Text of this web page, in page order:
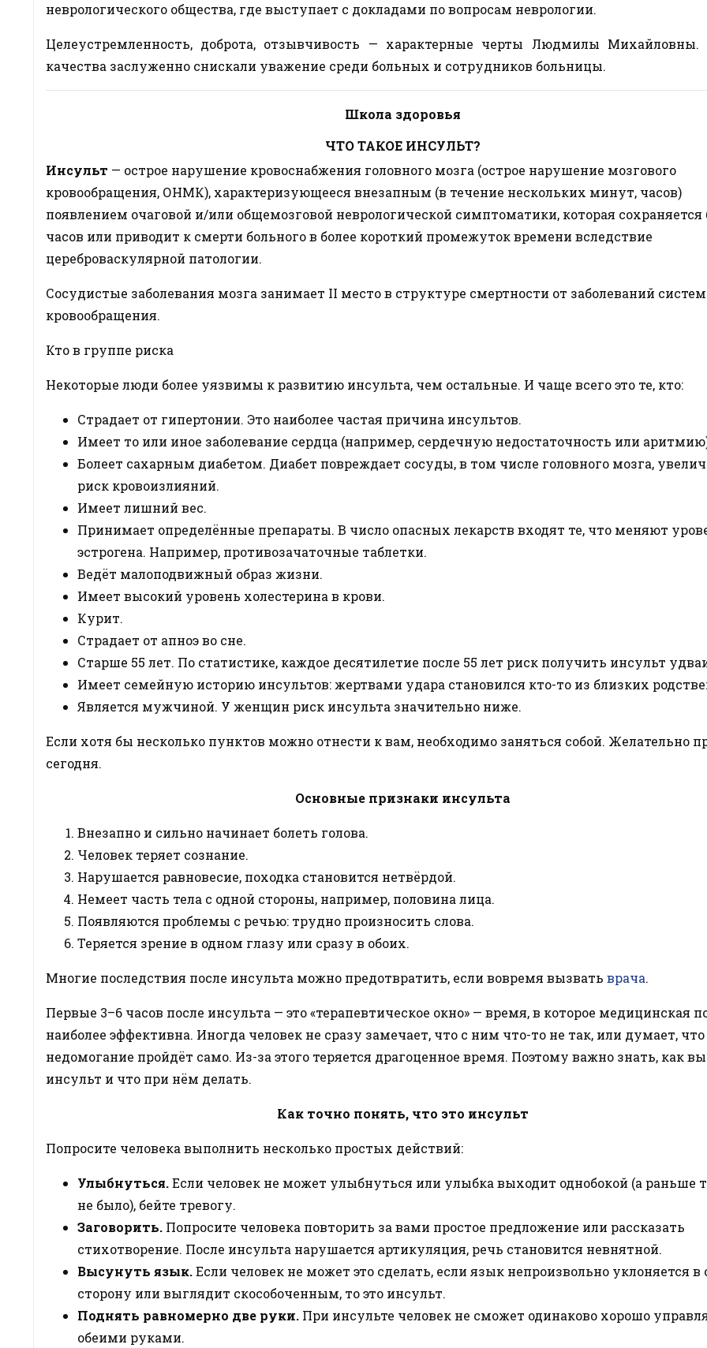
неврологического общества, где выступает с докладами по вопросам неврологии.
Целеустремленность, доброта, отзывчивость — характерные черты Людмилы Михайловны.
качества заслуженно снискали уважение среди больных и сотрудников больницы.
Школа здоровья
ЧТО ТАКОЕ ИНСУЛЬТ?
Инсульт — острое нарушение кровоснабжения головного мозга (острое нарушение мозгового
кровообращения, ОНМК), характеризующееся внезапным (в течение нескольких минут, часов)
появлением очаговой и/или общемозговой неврологической симптоматики, которая сохраняется
часов или приводит к смерти больного в более короткий промежуток времени вследствие
цереброваскулярной патологии.
Сосудистые заболевания мозга занимает II место в структуре смертности от заболеваний
кровообращения.
Кто в группе риска
Некоторые люди более уязвимы к развитию инсульта, чем остальные. И чаще всего это те, кто:
Страдает от гипертонии. Это наиболее частая причина инсультов.
Имеет то или иное заболевание сердца (например, сердечную недостаточность или
Болеет сахарным диабетом. Диабет повреждает сосуды, в том числе головного мозга,
риск кровоизлияний.
Имеет лишний вес.
Принимает определённые препараты. В число опасных лекарств входят те, что меняют
эстрогена. Например, противозачаточные таблетки.
Ведёт малоподвижный образ жизни.
Имеет высокий уровень холестерина в крови.
Курит.
Страдает от апноэ во сне.
Старше 55 лет. По статистике, каждое десятилетие после 55 лет риск получить инсульт
Имеет семейную историю инсультов: жертвами удара становился кто-то из близких
Является мужчиной. У женщин риск инсульта значительно ниже.
Если хотя бы несколько пунктов можно отнести к вам, необходимо заняться собой. Желательно
сегодня.
Основные признаки инсульта
Внезапно и сильно начинает болеть голова.
Человек теряет сознание.
Нарушается равновесие, походка становится нетвёрдой.
Немеет часть тела с одной стороны, например, половина лица.
Появляются проблемы с речью: трудно произносить слова.
Теряется зрение в одном глазу или сразу в обоих.
Многие последствия после инсульта можно предотвратить, если вовремя вызвать врача.
Первые 3–6 часов после инсульта — это «терапевтическое окно» — время, в которое медицинская
наиболее эффективна. Иногда человек не сразу замечает, что с ним что-то не так, или думает, что
недомогание пройдёт само. Из-за этого теряется драгоценное время. Поэтому важно знать, как
инсульт и что при нём делать.
Как точно понять, что это инсульт
Попросите человека выполнить несколько простых действий:
Улыбнуться.Если человек не может улыбнуться или улыбка выходит однобокой (а раньше
не было), бейте тревогу.
Заговорить.Попросите человека повторить за вами простое предложение или рассказать
стихотворение. После инсульта нарушается артикуляция, речь становится невнятной.
Высунуть язык.Если человек не может это сделать, если язык непроизвольно уклоняется в
сторону или выглядит скособоченным, то это инсульт.
Поднять равномерно две руки.При инсульте человек не сможет одинаково хорошо
обеими руками.